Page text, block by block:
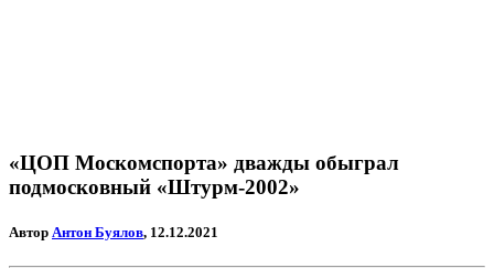
«ЦОП Москомспорта» дважды обыграл
подмосковный «Штурм-2002»
Автор Антон Буялов, 12.12.2021